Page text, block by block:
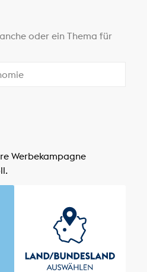
oder ein Thema für
Werbekampagne